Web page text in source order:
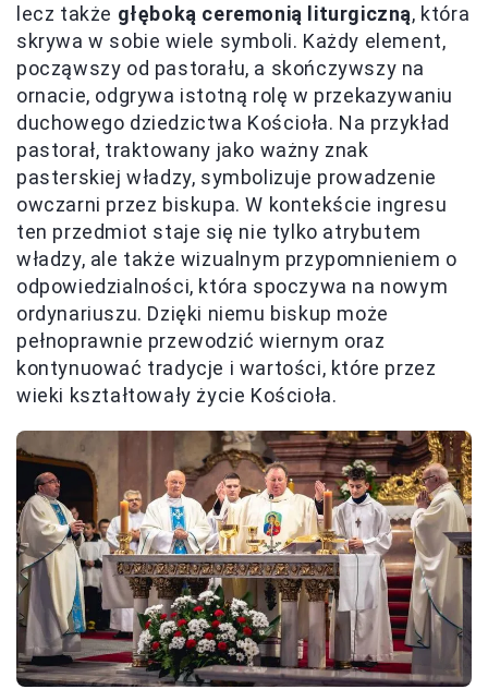
lecz także głęboką ceremonią liturgiczną, która
skrywa w sobie wiele symboli. Każdy element,
począwszy od pastorału, a skończywszy na
ornacie, odgrywa istotną rolę w przekazywaniu
duchowego dziedzictwa Kościoła. Na przykład
pastorał, traktowany jako ważny znak
pasterskiej władzy, symbolizuje prowadzenie
owczarni przez biskupa. W kontekście ingresu
ten przedmiot staje się nie tylko atrybutem
władzy, ale także wizualnym przypomnieniem o
odpowiedzialności, która spoczywa na nowym
ordynariuszu. Dzięki niemu biskup może
pełnoprawnie przewodzić wiernym oraz
kontynuować tradycje i wartości, które przez
wieki kształtowały życie Kościoła.